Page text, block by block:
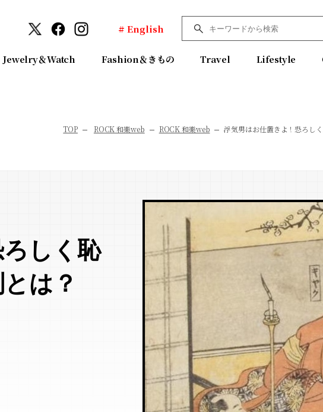
# English
Jewelry＆Watch Fashion＆きもの Travel Lifestyle
TOP ROCK 和樂web ROCK 和樂web 浮気男はお仕置きよ！恐ろし
しく恥
は？